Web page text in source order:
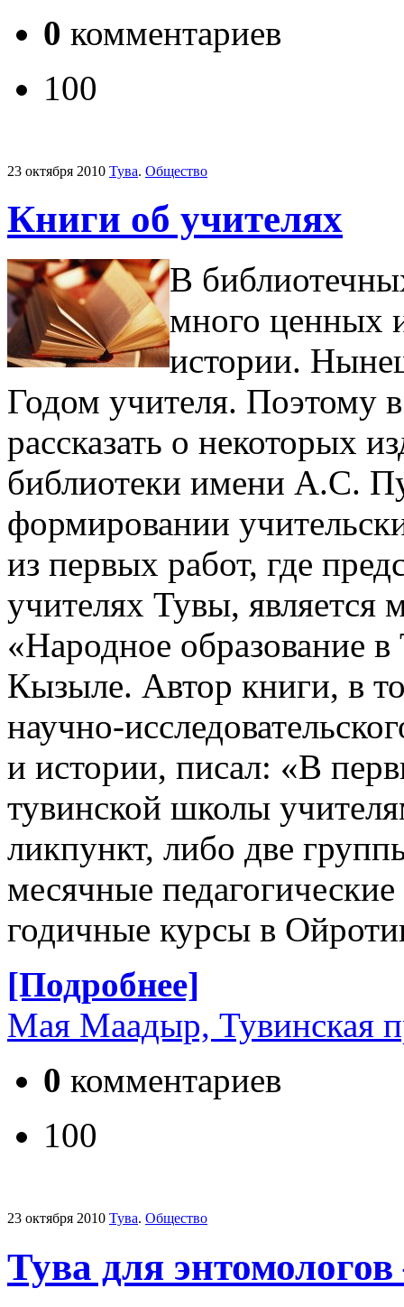
0 комментариев
100
23 октября 2010 Тува. Общество
Книги об учителях
В
много ценных
истории.
Годом учителя. Поэтому
рассказать о некоторых
библиотеки имени А.С.
формировании
из первых работ, где
учителях Тувы,
«Народное образование
Кызыле. Автор книги, в
научно-
и истории, писал: «В
тувинской школы
ликпункт, либо две
месячные
годичные курсы в
[Подробнее]
Мая Маадыр, Тувинская
0 комментариев
100
23 октября 2010 Тува. Общество
Тува для